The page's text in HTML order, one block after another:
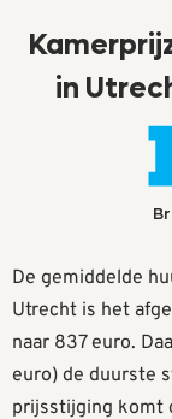
in
De gemiddelde
Utrecht is het
naar 837 euro.
euro) de duurste
prijsstijging komt